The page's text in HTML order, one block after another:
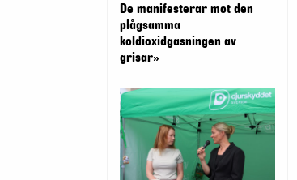
De manifesterar mot den
plågsamma
koldioxidgasningen av
grisar»